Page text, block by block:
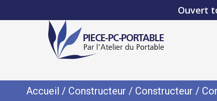
Ouvert
Accueil / Constructeur / Constructeur /